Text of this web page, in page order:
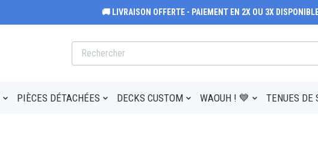
🚚 LIVRAISON OFFERTE - PAIEMENT EN 2X OU 3X
PIÈCES DÉTACHÉES DECKS CUSTOM WAOUH ! 💙 TENUES DE